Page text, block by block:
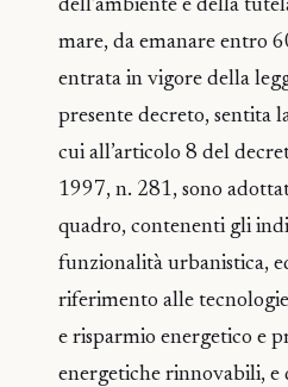
dell’ambiente e della
mare, da emanare entro
entrata in vigore della
presente decreto, sentita
cui all’articolo 8 del
1997, n. 281, sono
quadro, contenenti gli
funzionalità urbanistica,
riferimento alle
e risparmio energetico e
energetiche rinnovabili, e